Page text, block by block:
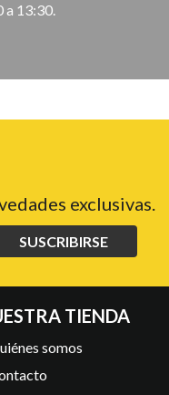
a 13:30.
exclusivas.
SUSCRIBIRSE
TIENDA
somos